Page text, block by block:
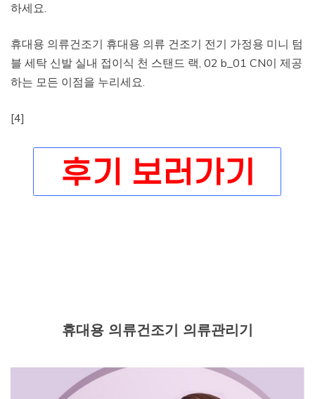
하세요.
휴대용 의류건조기 휴대용 의류 건조기 전기 가정용 미니 텀
블 세탁 신발 실내 접이식 천 스탠드 랙, 02 b_01 CN이 제공
하는 모든 이점을 누리세요.
[4]
휴대용 의류건조기 의류관리기